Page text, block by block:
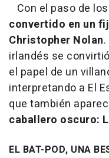
Con el paso de
convertido en un
Christopher Nolan
irlandés se
el papel de un
interpretando a El
que también
caballero oscuro:
EL BAT-POD, UNA